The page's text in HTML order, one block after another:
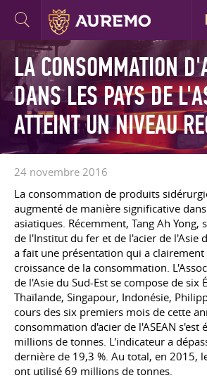
LA CONSOMMATION
DANS LES PAYS DE
ATTEINT UN NIVEAU
24 novembre 2016
La consommation de produits
augmenté de manière significative
asiatiques. Récemment, Tang Ah Yong,
de l'Institut du fer et de l'acier de l'Asie
a fait une présentation qui a
croissance de la consommation.
de l'Asie du Sud-Est se compose de six
Thaïlande, Singapour, Indonésie,
cours des six premiers mois de cette
consommation d'acier de l'ASEAN s'est
millions de tonnes. L'indicateur a
dernière de 19,3 %. Au total, en 2015,
ont utilisé 69 millions de tonnes.